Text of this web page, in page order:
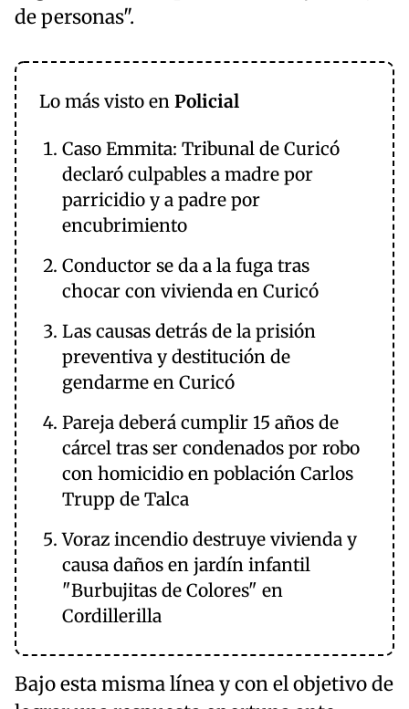
de personas".
Lo más visto en Policial
Caso Emmita: Tribunal de Curicó
declaró culpables a madre por
parricidio y a padre por
encubrimiento
Conductor se da a la fuga tras
chocar con vivienda en Curicó
Las causas detrás de la prisión
preventiva y destitución de
gendarme en Curicó
Pareja deberá cumplir 15 años de
cárcel tras ser condenados por robo
con homicidio en población Carlos
Trupp de Talca
Voraz incendio destruye vivienda y
causa daños en jardín infantil
"Burbujitas de Colores" en
Cordillerilla
Bajo esta misma línea y con el objetivo de